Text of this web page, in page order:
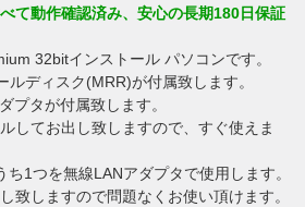
て動作確認済み、安心の長期180日保証
32bitインストール パソコンです。
ディスク(MRR)が付属致します。
プタが付属致します。
してお出し致しますので、すぐ使えま
1つを無線LANアダプタで使用します。
しますので問題なくお使い頂けます。